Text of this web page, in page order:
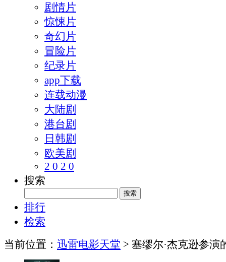
剧情片
惊悚片
奇幻片
冒险片
纪录片
app下载
连载动漫
大陆剧
港台剧
日韩剧
欧美剧
2 0 2 0
搜索
排行
检索
当前位置： 迅雷电影天堂 > 塞缪尔·杰克逊参演